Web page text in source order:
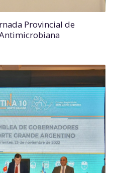
Provincial de